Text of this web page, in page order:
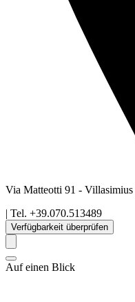
Via Matteotti 91 - Villasimius
| Tel. +39.070.513489
Verfügbarkeit überprüfen
Auf einen Blick